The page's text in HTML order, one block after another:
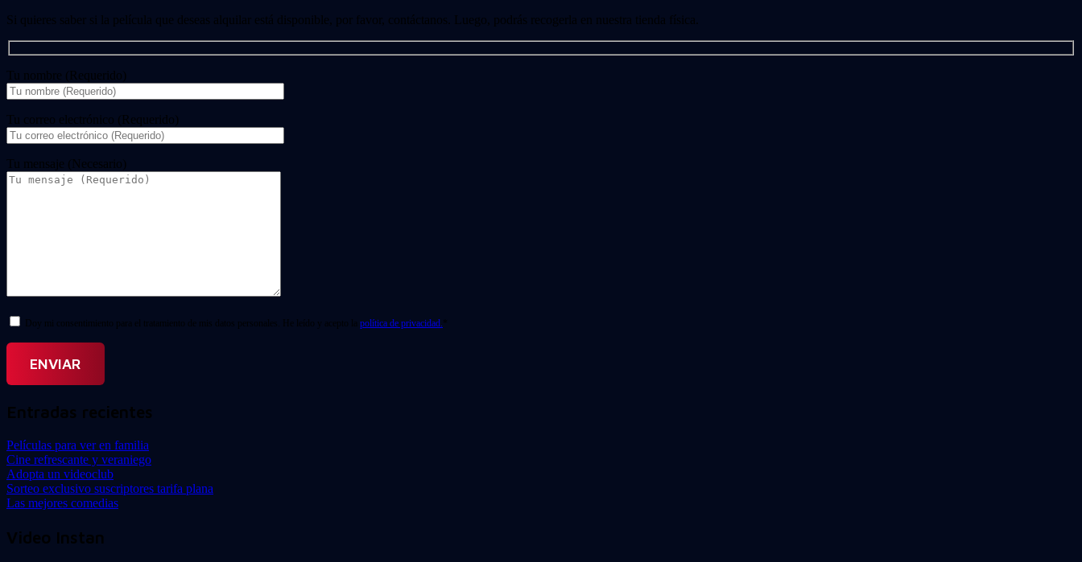
Si quieres saber si la película que deseas alquilar está disponible, por favor, contáctanos. Luego, podrás recogerla en nuestra tienda física.
Tu nombre (Requerido)
Tu correo electrónico (Requerido)
Tu mensaje (Necesario)
Doy mi consentimiento para el tratamiento de mis datos personales. He leído y acepto la política de privacidad. *
Entradas recientes
Películas para ver en familia
Cine refrescante y veraniego
Adopta un videoclub
Sorteo exclusivo suscriptores tarifa plana
Las mejores comedias
Video Instan